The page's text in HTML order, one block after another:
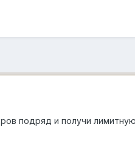
подряд и получи